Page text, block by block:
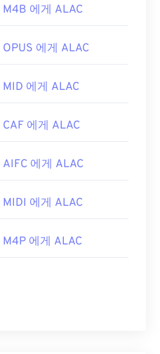
M4B 에게 ALAC
OPUS 에게 ALAC
MID 에게 ALAC
CAF 에게 ALAC
AIFC 에게 ALAC
MIDI 에게 ALAC
M4P 에게 ALAC